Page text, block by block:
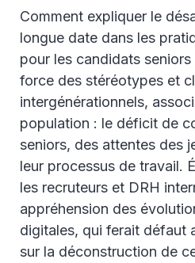
Comment expliquer le
longue date dans les
pour les candidats seniors
force des stéréotypes et
intergénérationnels,
population : le déficit de
seniors, des attentes des
leur processus de travail.
les recruteurs et DRH
appréhension des
digitales, qui ferait défaut
sur la déconstruction de